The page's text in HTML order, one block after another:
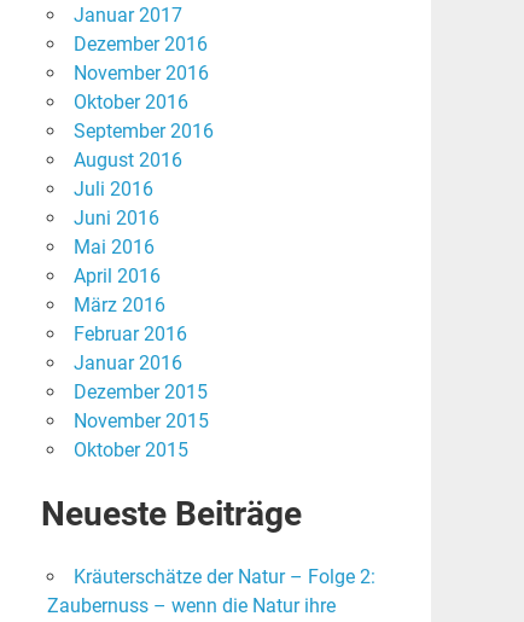
Januar 2017
Dezember 2016
November 2016
Oktober 2016
September 2016
August 2016
Juli 2016
Juni 2016
Mai 2016
April 2016
März 2016
Februar 2016
Januar 2016
Dezember 2015
November 2015
Oktober 2015
Neueste Beiträge
Kräuterschätze der Natur – Folge 2:
Zaubernuss – wenn die Natur ihre